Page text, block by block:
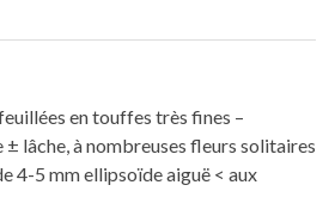
en touffes très fines –
lâche, à nombreuses fleurs solitaires
4-5 mm ellipsoïde aiguë < aux